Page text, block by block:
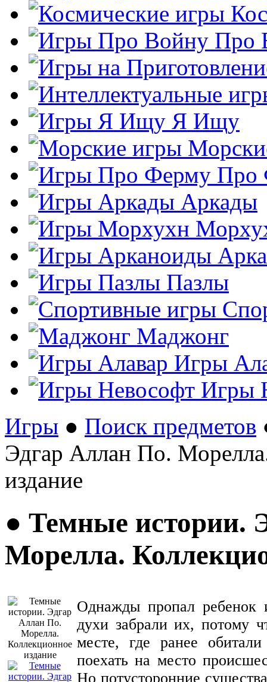
Про
Я Ищу
Про
Аркады
Пазлы
Маджонг
Игры
Игры
Игры ● Поиск предметов
Эдгар Аллан По.
издание
● Темные истории.
Морелла.
Однажды пропал ребенок
духи забрали их, потому
месте, где ранее
поехать на место
Но потусторонние